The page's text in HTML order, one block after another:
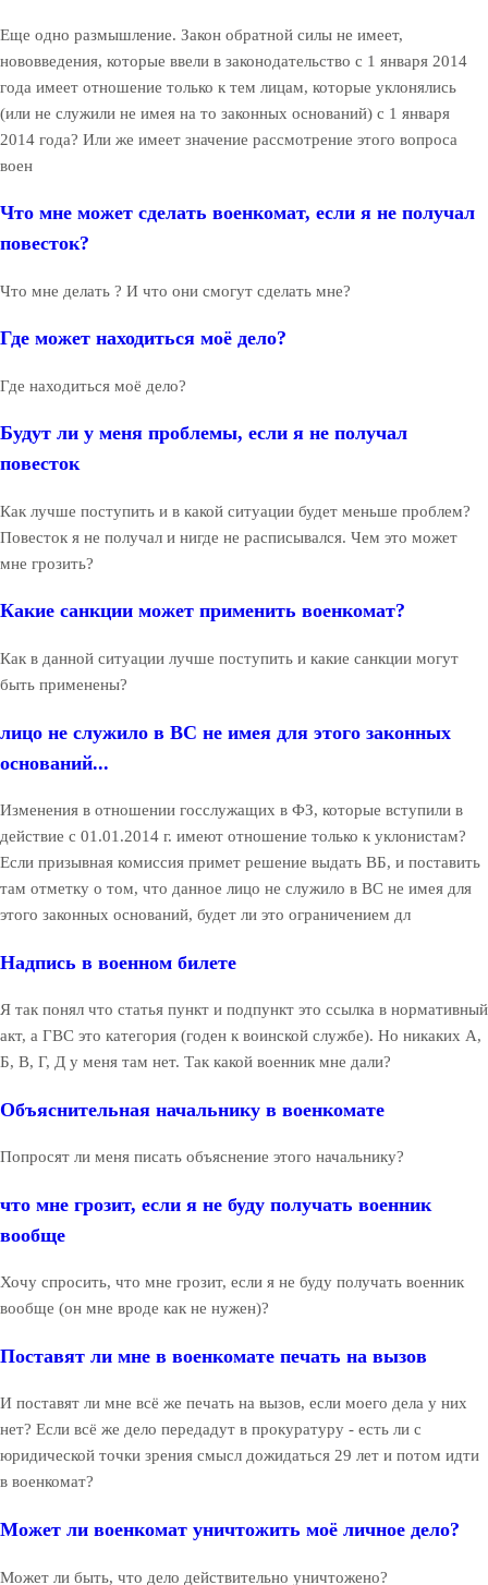
Еще одно размышление. Закон обратной силы не имеет,
нововведения, которые ввели в законодательство с 1 января 2014
года имеет отношение только к тем лицам, которые уклонялись
(или не служили не имея на то законных оснований) с 1 января
2014 года? Или же имеет значение рассмотрение этого вопроса
воен
Что мне может сделать военкомат, если я не получал
повесток?
Что мне делать ? И что они смогут сделать мне?
Где может находиться моё дело?
Где находиться моё дело?
Будут ли у меня проблемы, если я не получал
повесток
Как лучше поступить и в какой ситуации будет меньше проблем?
Повесток я не получал и нигде не расписывался. Чем это может
мне грозить?
Какие санкции может применить военкомат?
Как в данной ситуации лучше поступить и какие санкции могут
быть применены?
лицо не служило в ВС не имея для этого законных
оснований...
Изменения в отношении госслужащих в ФЗ, которые вступили в
действие с 01.01.2014 г. имеют отношение только к уклонистам?
Если призывная комиссия примет решение выдать ВБ, и поставить
там отметку о том, что данное лицо не служило в ВС не имея для
этого законных оснований, будет ли это ограничением дл
Надпись в военном билете
Я так понял что статья пункт и подпункт это ссылка в нормативный
акт, а ГВС это категория (годен к воинской службе). Но никаких А,
Б, В, Г, Д у меня там нет. Так какой военник мне дали?
Объяснительная начальнику в военкомате
Попросят ли меня писать объяснение этого начальнику?
что мне грозит, если я не буду получать военник
вообще
Хочу спросить, что мне грозит, если я не буду получать военник
вообще (он мне вроде как не нужен)?
Поставят ли мне в военкомате печать на вызов
И поставят ли мне всё же печать на вызов, если моего дела у них
нет? Если всё же дело передадут в прокуратуру - есть ли с
юридической точки зрения смысл дожидаться 29 лет и потом идти
в военкомат?
Может ли военкомат уничтожить моё личное дело?
Может ли быть, что дело действительно уничтожено?